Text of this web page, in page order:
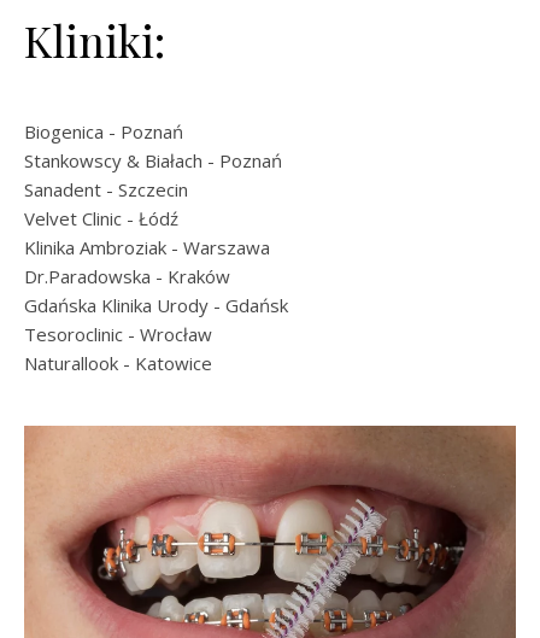
Kliniki:
Biogenica - Poznań
Stankowscy & Białach - Poznań
Sanadent - Szczecin
Velvet Clinic - Łódź
Klinika Ambroziak - Warszawa
Dr.Paradowska - Kraków
Gdańska Klinika Urody - Gdańsk
Tesoroclinic - Wrocław
Naturallook - Katowice